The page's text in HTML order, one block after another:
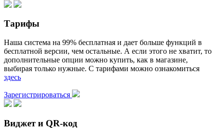
Тарифы
Наша система на 99% бесплатная и дает больше функций в
бесплатной версии, чем остальные. А если этого не хватит, то
дополнительные опции можно купить, как в магазине,
выбирая только нужные. С тарифами можно ознакомиться
здесь
Зарегистрироваться
Виджет и QR-код